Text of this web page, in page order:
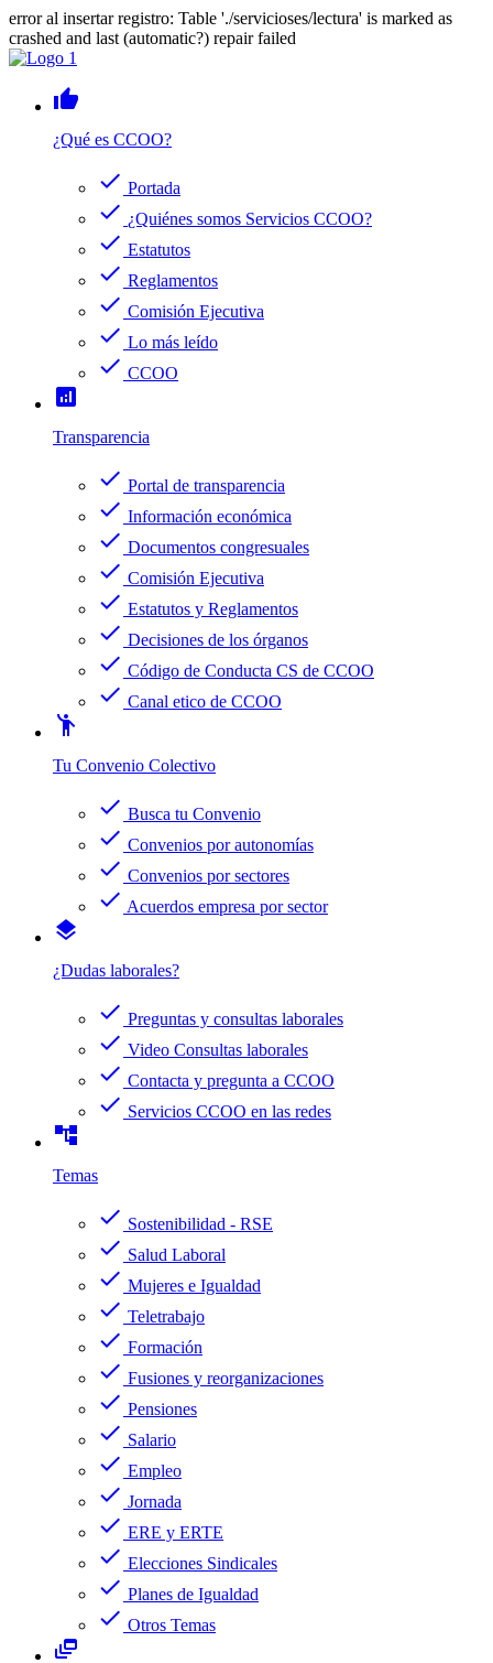
error al insertar registro: Table './servicioses/lectura' is marked as
crashed and last (automatic?) repair failed
thumb_up
¿Qué es CCOO?
check Portada
check ¿Quiénes somos Servicios CCOO?
check Estatutos
check Reglamentos
check Comisión Ejecutiva
check Lo más leído
check CCOO
analytics
Transparencia
check Portal de transparencia
check Información económica
check Documentos congresuales
check Comisión Ejecutiva
check Estatutos y Reglamentos
check Decisiones de los órganos
check Código de Conducta CS de CCOO
check Canal etico de CCOO
emoji_people
Tu Convenio Colectivo
check Busca tu Convenio
check Convenios por autonomías
check Convenios por sectores
check Acuerdos empresa por sector
layers
¿Dudas laborales?
check Preguntas y consultas laborales
check Video Consultas laborales
check Contacta y pregunta a CCOO
check Servicios CCOO en las redes
account_tree
Temas
check Sostenibilidad - RSE
check Salud Laboral
check Mujeres e Igualdad
check Teletrabajo
check Formación
check Fusiones y reorganizaciones
check Pensiones
check Salario
check Empleo
check Jornada
check ERE y ERTE
check Elecciones Sindicales
check Planes de Igualdad
check Otros Temas
dynamic_feed